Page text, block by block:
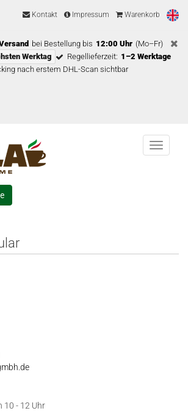
Kontakt Impressum Warenkorb
bei Bestellung bis 12:00 Uhr (Mo–Fr)
Werktag
Regellieferzeit: 1–2 Werktage
nach erstem DHL-Scan sichtbar
Menu
10 - 12 Uhr